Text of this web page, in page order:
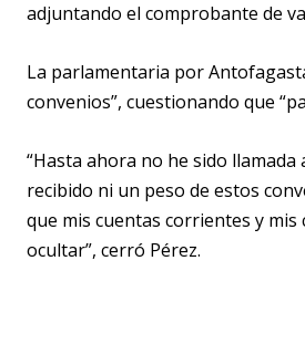
adjuntando el comprobante de
La parlamentaria por
convenios”, cuestionando que
“Hasta ahora no he sido
recibido ni un peso de estos
que mis cuentas corrientes y
ocultar”, cerró Pérez.